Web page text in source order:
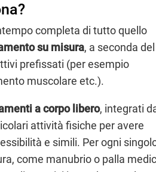
completa di tutto quello
su misura, a seconda del
prefissati (per esempio
muscolare etc.).
a corpo libero, integrati
attività fisiche per avere
e simili. Per ogni
come manubrio o palla